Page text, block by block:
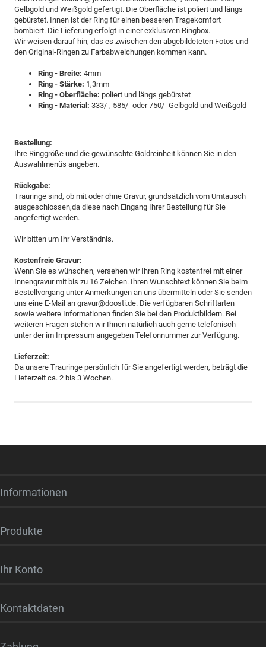
Gelbgold und Weißgold gefertigt. Die Oberfläche ist poliert und längs
gebürstet. Innen ist der Ring für einen besseren Tragekomfort
bombiert. Die Lieferung erfolgt in einer exklusiven Ringbox.
Wir weisen darauf hin, das es zwischen den abgebildeteten Fotos und
den Original-Ringen zu Farbabweichungen kommen kann.
Ring - Breite: 4mm
Ring - Stärke: 1,3mm
Ring - Oberfläche: poliert und längs gebürstet
Ring - Material: 333/-, 585/- oder 750/- Gelbgold und Weißgold
Bestellung:
Ihre Ringgröße und die gewünschte Goldreinheit können Sie in den
Auswahlmenüs angeben.
Rückgabe:
Trauringe sind, ob mit oder ohne Gravur, grundsätzlich vom Umtausch
ausgeschlossen,da diese nach Eingang Ihrer Bestellung für Sie
angefertigt werden.
Wir bitten um Ihr Verständnis.
Kostenfreie Gravur:
Wenn Sie es wünschen, versehen wir Ihren Ring kostenfrei mit einer
Innengravur mit bis zu 16 Zeichen. Ihren Wunschtext können Sie beim
Bestellvorgang unter Anmerkungen an uns übermitteln oder Sie senden
uns eine E-Mail an gravur@doosti.de. Die verfügbaren Schriftarten
sowie weitere Informationen finden Sie bei den Produktbildern. Bei
weiteren Fragen stehen wir Ihnen natürlich auch gerne telefonisch
unter der im Impressum angegeben Telefonnummer zur Verfügung.
Lieferzeit:
Da unsere Trauringe persönlich für Sie angefertigt werden, beträgt die
Lieferzeit ca. 2 bis 3 Wochen.
Informationen
Produkte
Ihr Konto
Kontaktdaten